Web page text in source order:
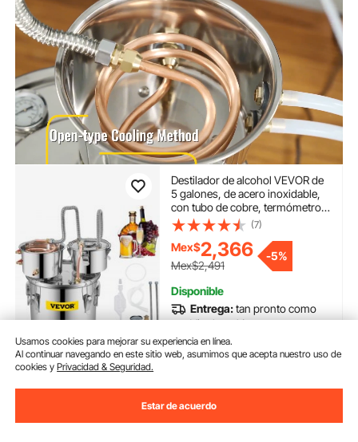
Destilador de alcohol VEVOR de
5 galones, de acero inoxidable,
con tubo de cobre, termómetro y
bomba de agua integrados, kit
de elaboración de cerveza
casera con barril doble, ideal
para whisky, vino y brandy.
(7)
Mex$2,366
Mex$2,491
-5%
Disponible
Entrega:tan pronto como
Vie. Ago. 14
Añadir al carrito
Usamos cookies para mejorar su experiencia en línea.
Al continuar navegando en este sitio web, asumimos que acepta nuestro uso de
cookies yPrivacidad & Seguridad.
Estar de acuerdo